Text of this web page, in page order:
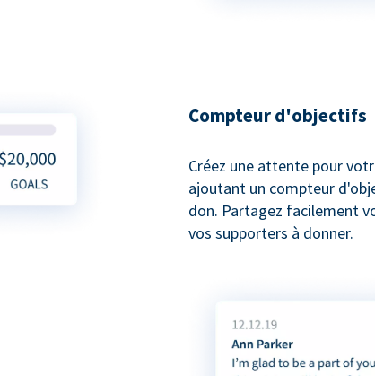
Compteur d'objectifs
Créez une attente pour
ajoutant un compteur
don. Partagez facilement
vos supporters à donner.